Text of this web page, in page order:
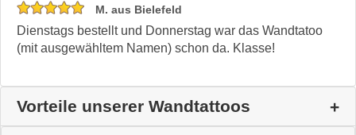
M. aus Bielefeld
Dienstags bestellt und Donnerstag war das Wandtatoo
(mit ausgewähltem Namen) schon da. Klasse!
Vorteile unserer Wandtattoos